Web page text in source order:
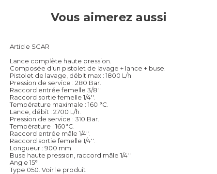
Vous aimerez aussi
Article SCAR
Lance complète haute pression.
Composée d'un pistolet de lavage + lance + buse.
Pistolet de lavage, débit max : 1800 L/h.
Pression de service : 280 Bar.
Raccord entrée femelle 3/8''.
Raccord sortie femelle 1/4''.
Température maximale : 160 °C.
Lance, débit : 2700 L/h.
Pression de service : 310 Bar.
Température : 160°C.
Raccord entrée mâle 1/4''.
Raccord sortie femelle 1/4''.
Longueur : 900 mm.
Buse haute pression, raccord mâle 1/4''.
Angle 15°.
Type 050. Voir le produit